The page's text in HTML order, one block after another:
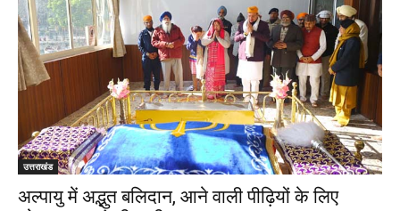
उत्तराखंड
अल्पायु में अद्भुत बलिदान, आने वाली पीढ़ियों के लिए